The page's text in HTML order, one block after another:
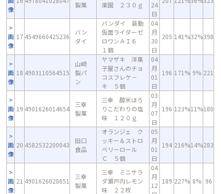
像
製菓
楽園 ２３０ｇ
24
日
画
像
17 4549660425236
バン
ダイ
バンダイ 装動
仮面ライダーゼ
ロワンＡＩ６
１個
04
月
30
日
205 141%32%398
画
像
18 4903110564515
山崎
製パ
ン
ヤマザキ 洋菓
子屋さんのチョ
コスフレケ－
キ ５個
04
月
01
日
196 171% 9% 221
画
像
19 4901626014654
三幸
製菓
三幸 醇米ほろ
りこだわりの塩
味 １２０ｇ
03
月
07
日
196 123%11%180
画
像
20 4582532200043
田口
食品
オランジェ ク
ッキー＆ストロ
ベリーロール
Ｃ ５個
05
月
01
日
194 216%14%283
画
像
21 4901626028651
三幸
製菓
三幸 ミニサラ
ダ瀬戸内レモン
味 ２２枚
04
月
12
189 227% 8% 96